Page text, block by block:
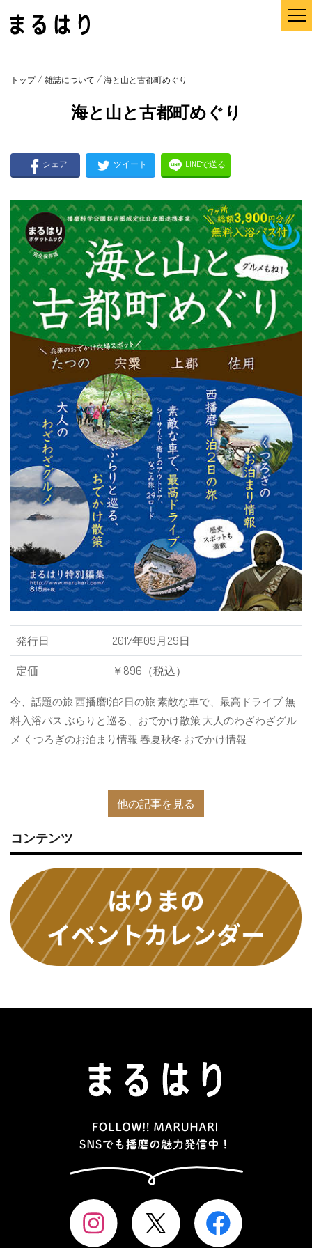
トップ/ 雑誌について / 海と山と古都町めぐり
海と山と古都町めぐり
シェア ツイート LINEで送る
発行日 2017年09月29日
定価 ￥896（税込）
今、話題の旅 西播磨1泊2日の旅 素敵な車で、最高ドライブ 無
料入浴パス ぶらりと巡る、おでかけ散策 大人のわざわざグル
メ くつろぎのお泊まり情報 春夏秋冬 おでかけ情報
他の記事を見る
コンテンツ